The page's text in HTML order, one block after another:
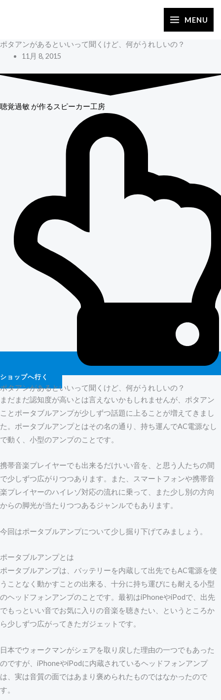
ス
ッ
MENU
ポタアンがあるといいって聞くけど、何がうれしいの？
11月 8, 2015
聴覚過敏 が作るスピーカー工房
ショップへ行く
ポタアンがあるといいって聞くけど、何がうれしいの？
まだまだ認知度が高いとは言えないかもしれませんが、ポタアン
ことポータブルアンプが少しずつ話題に上ることが増えてきまし
た。ポータブルアンプとはその名の通り、持ち運んでAC電源なし
で動く、小型のアンプのことです。
携帯音楽プレイヤーでも出来るだけいい音を、と思う人たちの間
で少しずつ広がりつつあります。また、スマートフォンや携帯音
楽プレイヤーのハイレゾ対応の流れに乗って、また少し別の方向
からの脚光が当たりつつあるジャンルでもあります。
今回はポータブルアンプについて少し掘り下げてみましょう。
ポータブルアンプとは
ポータブルアンプは、バッテリーを内蔵して出先でもAC電源を使
うことなく動かすことの出来る、十分に持ち運びにも耐える小型
のヘッドフォンアンプのことです。最初はiPhoneやiPodで、出先
でもっといい音でお気に入りの音楽を聴きたい、というところか
ら少しずつ広がってきたガジェットです。
日本でウォークマンがシェアを取り戻した理由の一つでもあった
のですが、iPhoneやiPodに内蔵されているヘッドフォンアンプ
は、実は音質の面ではあまり褒められたものではなかったので
す。